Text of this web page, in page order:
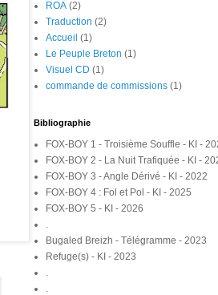
ROA (2)
Traduction (2)
Accueil (1)
Le Peuple Breton (1)
Visuel CD (1)
commande de commissions (1)
Bibliographie
FOX-BOY 1 - Troisième Souffle - KI -
FOX-BOY 2 - La Nuit Trafiquée - KI -
FOX-BOY 3 - Angle Dérivé - KI - 2022
FOX-BOY 4 : Fol et Pol - KI - 2025
FOX-BOY 5 - KI - 2026
.
Bugaled Breizh - Télégramme - 2023
Refuge(s) - KI - 2023
.
.